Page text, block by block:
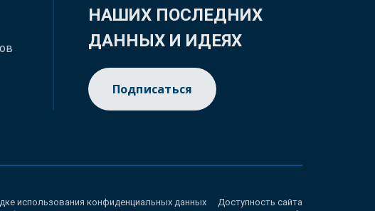
НАШИХ ПОСЛЕДНИХ
ДАННЫХ И ИДЕЯХ
Подписаться
использования конфиденциальных данных
Доступность сайта